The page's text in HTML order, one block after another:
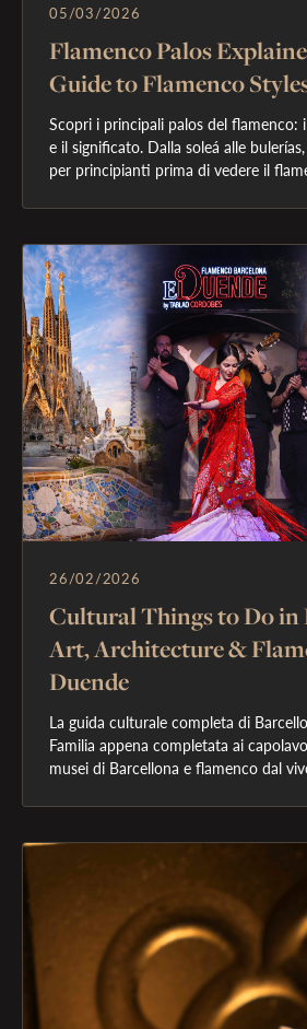
05/03/2026
Flamenco Palos
Guide to Flamenco
Scopri i principali palos del flamenco:
e il significato. Dalla soleá alle
per principianti prima di vedere il
26/02/2026
Cultural Things to Do in
Art, Architecture &
Duende
La guida culturale completa di
Familia appena completata ai